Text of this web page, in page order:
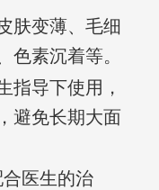
肤变薄、毛细
色素沉着等。
指导下使用，
避免长期大面
医生的治